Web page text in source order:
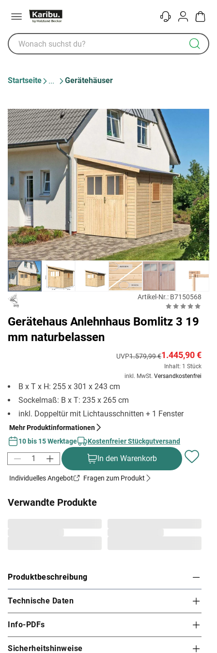
KontaktKonto
Startseite Gerätehäuser
Artikel-Nr.: B7150568
Gerätehaus Anlehnhaus Bomlitz 3 19
mm naturbelassen
UVP1.579,99 €1.445,90 €
Inhalt: 1 Stück
inkl. MwSt. Versandkostenfrei
B x T x H: 255 x 301 x 243 cm
Sockelmaß: B x T: 235 x 265 cm
inkl. Doppeltür mit Lichtausschnitten + 1 Fenster
Mehr Produktinformationen
10 bis 15 Werktage
Kostenfreier Stückgutversand
In den Warenkorb
Individuelles Angebot Fragen zum Produkt
Verwandte Produkte
Produktbeschreibung
KARIBU Gerätehaus Anlehnhaus Bomlitz 3
19 mm naturbelassen
bietet ausreichend Stauraum, ohne dabei viel Platz im
Technische Daten
Info-PDFs
Sicherheitshinweise